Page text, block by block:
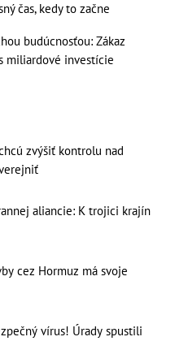
čas, kedy to začne
budúcnosťou: Zákaz
miliardové investície
zvýšiť kontrolu nad
aliancie: K trojici krajín
cez Hormuz má svoje
vírus! Úrady spustili